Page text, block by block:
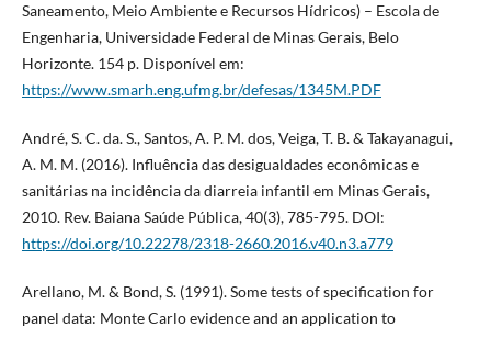
Saneamento, Meio Ambiente e Recursos Hídricos) – Escola de
Engenharia, Universidade Federal de Minas Gerais, Belo
Horizonte. 154 p. Disponível em:
https://www.smarh.eng.ufmg.br/defesas/1345M.PDF
André, S. C. da. S., Santos, A. P. M. dos, Veiga, T. B. & Takayanagui,
A. M. M. (2016). Influência das desigualdades econômicas e
sanitárias na incidência da diarreia infantil em Minas Gerais,
2010. Rev. Baiana Saúde Pública, 40(3), 785-795. DOI:
https://doi.org/10.22278/2318-2660.2016.v40.n3.a779
Arellano, M. & Bond, S. (1991). Some tests of specification for
panel data: Monte Carlo evidence and an application to